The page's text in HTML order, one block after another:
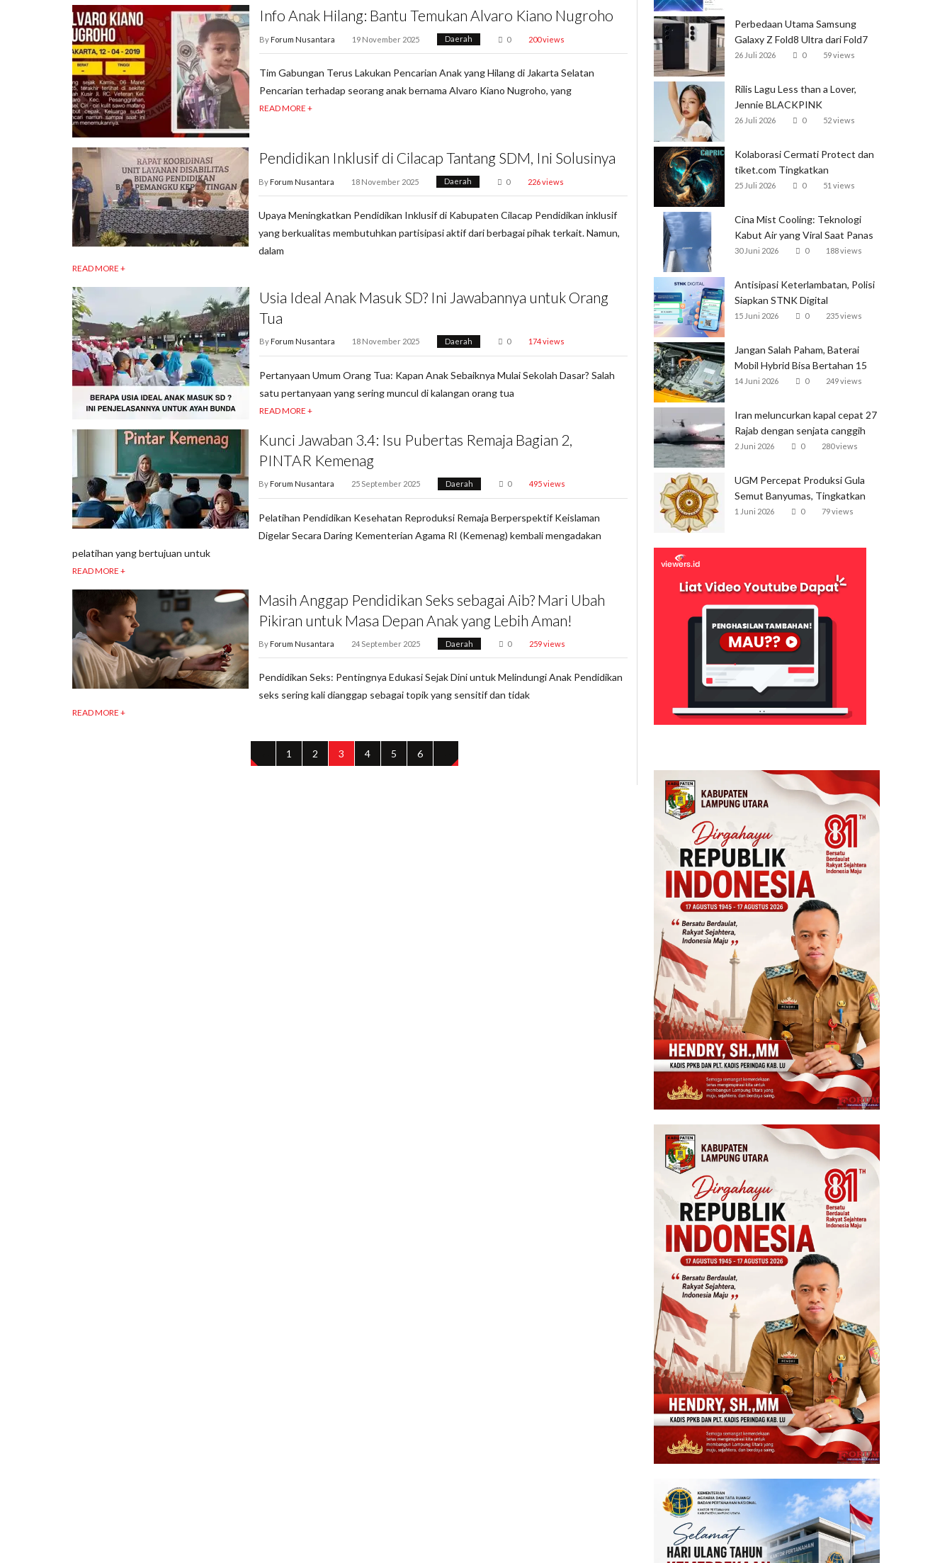
Info Anak Hilang: Bantu Temukan Alvaro Kiano Nugroho
ByForum Nusantara 19 November 2025 Daerah 0 200 views
Tim Gabungan Terus Lakukan Pencarian Anak yang Hilang di Jakarta Selatan
Pencarian terhadap seorang anak bernama Alvaro Kiano Nugroho, yang
READ MORE +
Pendidikan Inklusif di Cilacap Tantang SDM, Ini Solusinya
ByForum Nusantara 18 November 2025 Daerah 0 226 views
Upaya Meningkatkan Pendidikan Inklusif di Kabupaten Cilacap Pendidikan inklusif
yang berkualitas membutuhkan partisipasi aktif dari berbagai pihak terkait. Namun,
dalam
READ MORE +
Usia Ideal Anak Masuk SD? Ini Jawabannya untuk Orang
Tua
ByForum Nusantara 18 November 2025 Daerah 0 174 views
Pertanyaan Umum Orang Tua: Kapan Anak Sebaiknya Mulai Sekolah Dasar? Salah
satu pertanyaan yang sering muncul di kalangan orang tua
READ MORE +
Kunci Jawaban 3.4: Isu Pubertas Remaja Bagian 2,
PINTAR Kemenag
ByForum Nusantara 25 September 2025 Daerah 0 495 views
Pelatihan Pendidikan Kesehatan Reproduksi Remaja Berperspektif Keislaman
Digelar Secara Daring Kementerian Agama RI (Kemenag) kembali mengadakan
pelatihan yang bertujuan untuk
READ MORE +
Masih Anggap Pendidikan Seks sebagai Aib? Mari Ubah
Pikiran untuk Masa Depan Anak yang Lebih Aman!
ByForum Nusantara 24 September 2025 Daerah 0 259 views
Pendidikan Seks: Pentingnya Edukasi Sejak Dini untuk Melindungi Anak Pendidikan
seks sering kali dianggap sebagai topik yang sensitif dan tidak
READ MORE +
1 2 3 4 5 6
Perbedaan Utama Samsung
Galaxy Z Fold8 Ultra dari Fold7
26 Juli 2026 0 59 views
Rilis Lagu Less than a Lover,
Jennie BLACKPINK
Mendominasi Tangga Lagu
26 Juli 2026 0 52 views
Kolaborasi Cermati Protect dan
tiket.com Tingkatkan
Perlindungan Perjalanan Kereta
25 Juli 2026 0 51 views
Cina Mist Cooling: Teknologi
Kabut Air yang Viral Saat Panas
Ekstrem
30 Juni 2026 0 188 views
Antisipasi Keterlambatan, Polisi
Siapkan STNK Digital
15 Juni 2026 0 235 views
Jangan Salah Paham, Baterai
Mobil Hybrid Bisa Bertahan 15
Tahun
14 Juni 2026 0 249 views
Iran meluncurkan kapal cepat 27
Rajab dengan senjata canggih
dan kecepatan tinggi
2 Juni 2026 0 280 views
UGM Percepat Produksi Gula
Semut Banyumas, Tingkatkan
Ekspor
1 Juni 2026 0 79 views